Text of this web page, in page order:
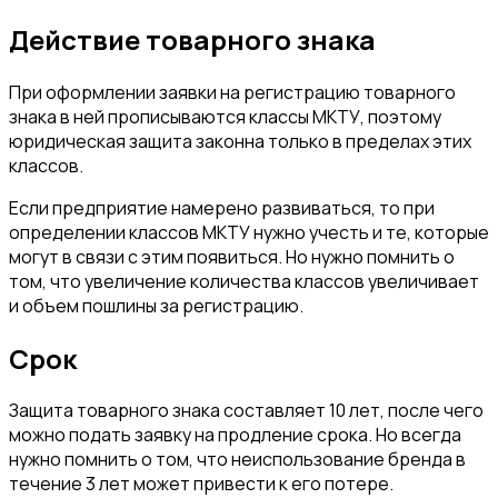
Действие товарного знака
При оформлении заявки на регистрацию товарного
знака в ней прописываются классы МКТУ, поэтому
юридическая защита законна только в пределах этих
классов.
Если предприятие намерено развиваться, то при
определении классов МКТУ нужно учесть и те, которые
могут в связи с этим появиться. Но нужно помнить о
том, что увеличение количества классов увеличивает
и объем пошлины за регистрацию.
Срок
Защита товарного знака составляет 10 лет, после чего
можно подать заявку на продление срока. Но всегда
нужно помнить о том, что неиспользование бренда в
течение 3 лет может привести к его потере.